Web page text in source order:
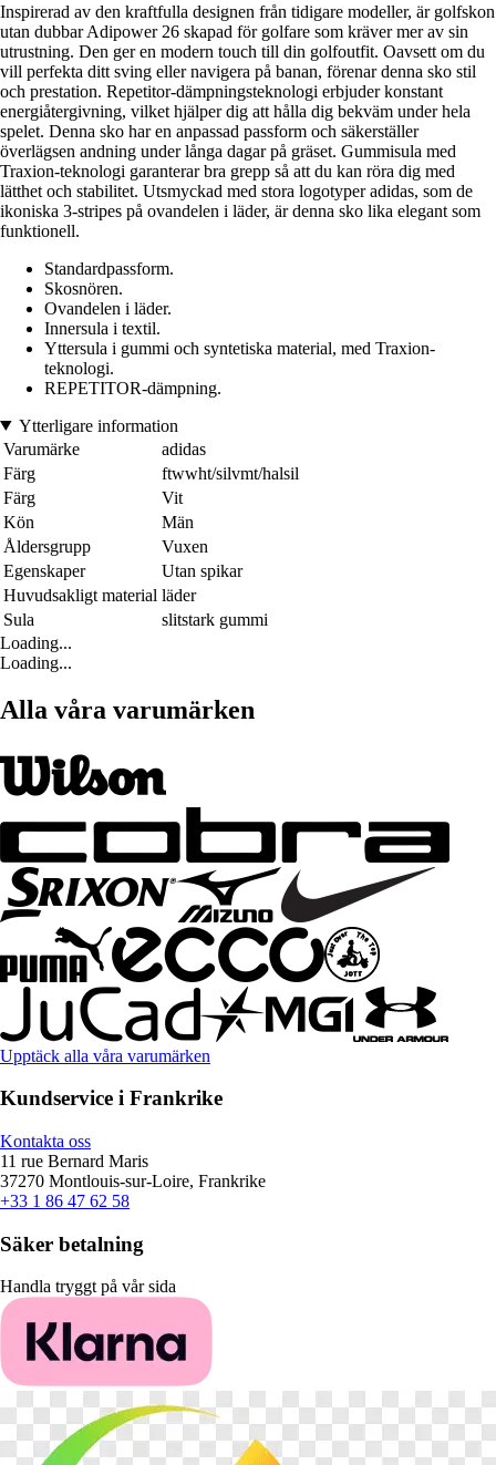
Inspirerad av den kraftfulla designen från tidigare modeller, är golfskon
utan dubbar Adipower 26 skapad för golfare som kräver mer av sin
utrustning. Den ger en modern touch till din golfoutfit. Oavsett om du
vill perfekta ditt sving eller navigera på banan, förenar denna sko stil
och prestation. Repetitor-dämpningsteknologi erbjuder konstant
energiåtergivning, vilket hjälper dig att hålla dig bekväm under hela
spelet. Denna sko har en anpassad passform och säkerställer
överlägsen andning under långa dagar på gräset. Gummisula med
Traxion-teknologi garanterar bra grepp så att du kan röra dig med
lätthet och stabilitet. Utsmyckad med stora logotyper adidas, som de
ikoniska 3-stripes på ovandelen i läder, är denna sko lika elegant som
funktionell.
Standardpassform.
Skosnören.
Ovandelen i läder.
Innersula i textil.
Yttersula i gummi och syntetiska material, med Traxion-
teknologi.
REPETITOR-dämpning.
Ytterligare information
Varumärke
adidas
Färg
ftwwht/silvmt/halsil
Färg
Vit
Kön
Män
Åldersgrupp
Vuxen
Egenskaper
Utan spikar
Huvudsakligt material läder
Sula
slitstark gummi
Loading...
Loading...
Alla våra varumärken
Upptäck alla våra varumärken
Kundservice i Frankrike
Kontakta oss
11 rue Bernard Maris
37270 Montlouis-sur-Loire, Frankrike
+33 1 86 47 62 58
Säker betalning
Handla tryggt på vår sida